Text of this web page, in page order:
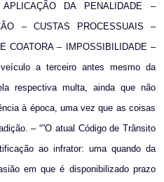
DA PENALIDADE –
– CUSTAS PROCESSUAIS –
COATORA – IMPOSSIBILIDADE –
a terceiro antes mesmo da
respectiva multa, ainda que não
à época, uma vez que as coisas
– “”O atual Código de Trânsito
ao infrator: uma quando da
em que é disponibilizado prazo